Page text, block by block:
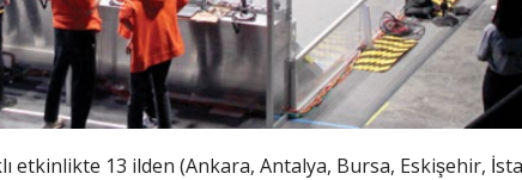
etkinlikte 13 ilden (Ankara, Antalya, Bursa, Eskişehir,